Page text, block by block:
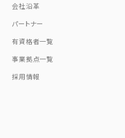
会社沿革
パートナー
有資格者一覧
事業拠点一覧
採用情報